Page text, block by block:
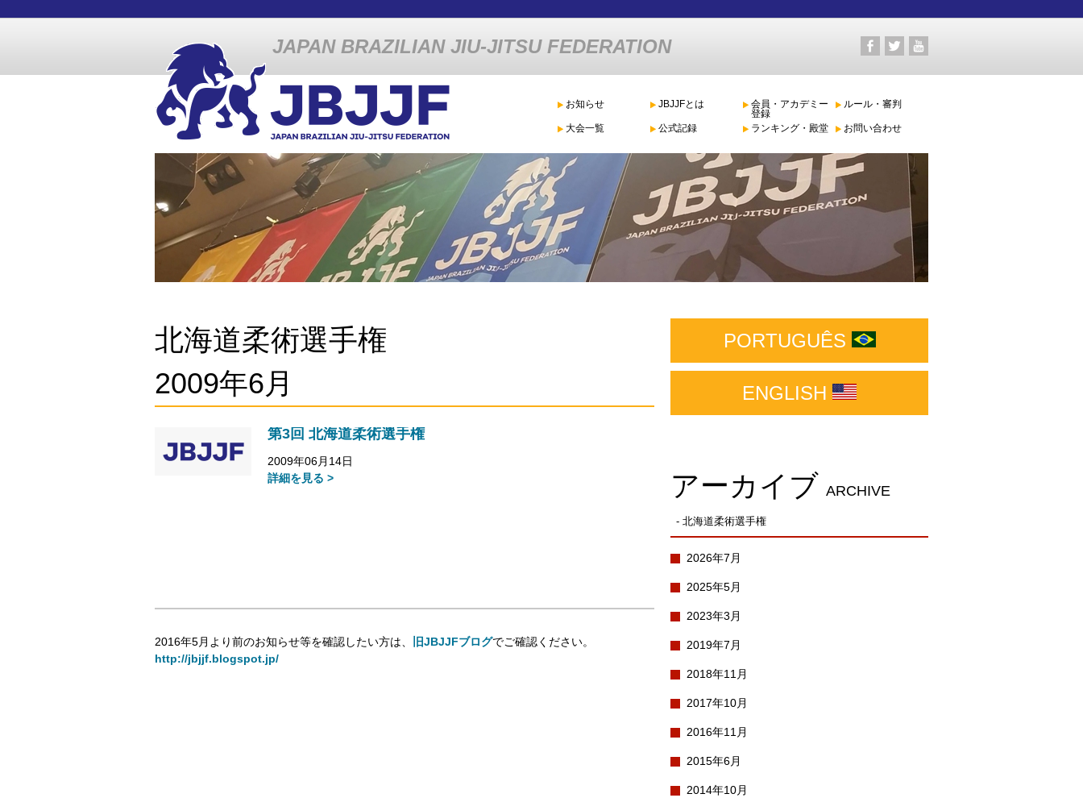
JAPAN BRAZILIAN JIU-JITSU FEDERATION
お知らせ JBJJFとは
会員・アカデミー
登録
ルール・審判
大会一覧 公式記録 ランキング・殿堂 お問い合わせ
北海道柔術選手権
2009年6月
第3回 北海道柔術選手権
2009年06月14日
詳細を見る >
2016年5月より前のお知らせ等を確認したい方は、 旧JBJJFブログでご確認ください。
http://jbjjf.blogspot.jp/
PORTUGUÊS
ENGLISH
アーカイブ ARCHIVE
- 北海道柔術選手権
2026年7月
2025年5月
2023年3月
2019年7月
2018年11月
2017年10月
2016年11月
2015年6月
2014年10月